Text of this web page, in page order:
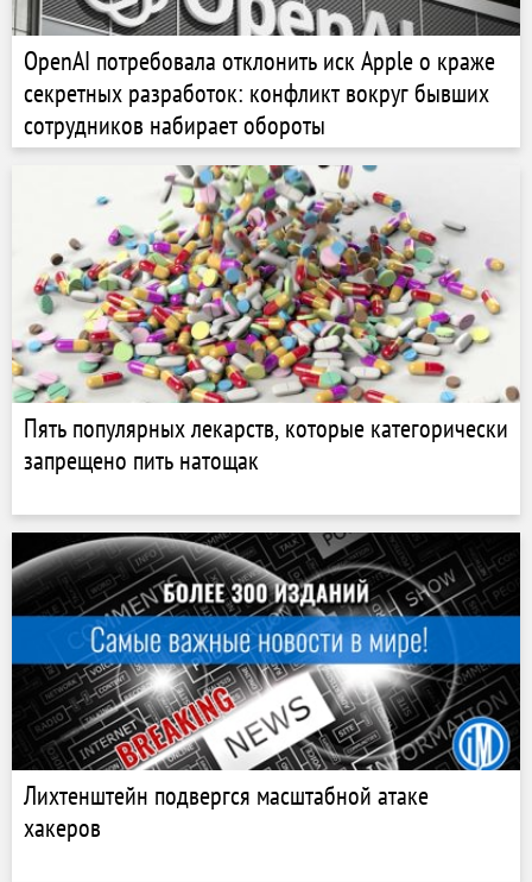
OpenAI потребовала отклонить иск Apple о краже
секретных разработок: конфликт вокруг бывших
сотрудников набирает обороты
Пять популярных лекарств, которые категорически
запрещено пить натощак
Лихтенштейн подвергся масштабной атаке
хакеров